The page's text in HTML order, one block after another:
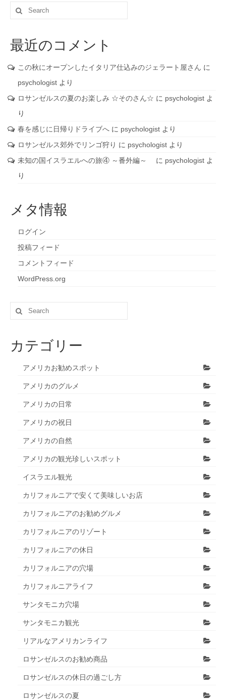
Search
for:
最近のコメント
この秋にオープンしたイタリア仕込みのジェラート屋さん に
psychologist より
ロサンゼルスの夏のお楽しみ ☆そのさん☆ に psychologist よ
り
春を感じに日帰りドライブへ に psychologist より
ロサンゼルス郊外でリンゴ狩り に psychologist より
未知の国イスラエルへの旅④ ～番外編～
に psychologist よ
り
メタ情報
ログイン
投稿フィード
コメントフィード
WordPress.org
Search
for:
カテゴリー
アメリカお勧めスポット
アメリカのグルメ
アメリカの日常
アメリカの祝日
アメリカの自然
アメリカの観光珍しいスポット
イスラエル観光
カリフォルニアで安くて美味しいお店
カリフォルニアのお勧めグルメ
カリフォルニアのリゾート
カリフォルニアの休日
カリフォルニアの穴場
カリフォルニアライフ
サンタモニカ穴場
サンタモニカ観光
リアルなアメリカンライフ
ロサンゼルスのお勧め商品
ロサンゼルスの休日の過ごし方
ロサンゼルスの夏